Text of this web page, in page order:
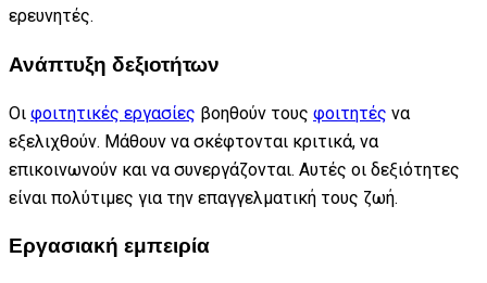
ερευνητές.
Ανάπτυξη δεξιοτήτων
Οι φοιτητικές εργασίες βοηθούν τους φοιτητές να
εξελιχθούν. Μάθουν να σκέφτονται κριτικά, να
επικοινωνούν και να συνεργάζονται. Αυτές οι δεξιότητες
είναι πολύτιμες για την επαγγελματική τους ζωή.
Εργασιακή εμπειρία